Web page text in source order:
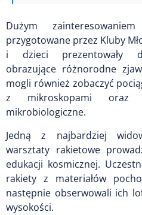
Dużym
przygotowane przez Kluby
i dzieci prezentowały
obrazujące różnorodne
mogli również zobaczyć
z mikroskopami oraz
mikrobiologiczne.
Jedną z najbardziej
warsztaty rakietowe
edukacji kosmicznej.
rakiety z materiałów
następnie obserwowali ich
wysokości.